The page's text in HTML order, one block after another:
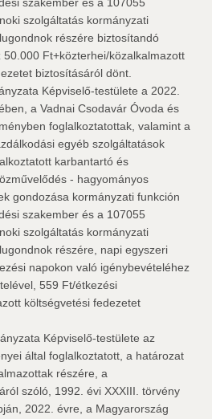
szolgáltatás kormányzati
részére biztosítandó
Ft+közterhei/közalkalmazott
biztosításáról dönt.
Képviselő-testülete a 2022.
a Vadnai Csodavár Óvoda és
foglalkoztatottak, valamint a
egyéb szolgáltatások
karbantartó és
- hagyományos
gondozása kormányzati funkción
szakember és a 107055
szolgáltatás kormányzati
részére, napi egyszeri
napokon való igénybevételéhez
559 Ft/étkezési
költségvetési fedezetet
Képviselő-testülete az
által foglalkoztatott, a határozat
részére, a
szóló, 1992. évi XXXIII. törvény
2022. évre, a Magyarország